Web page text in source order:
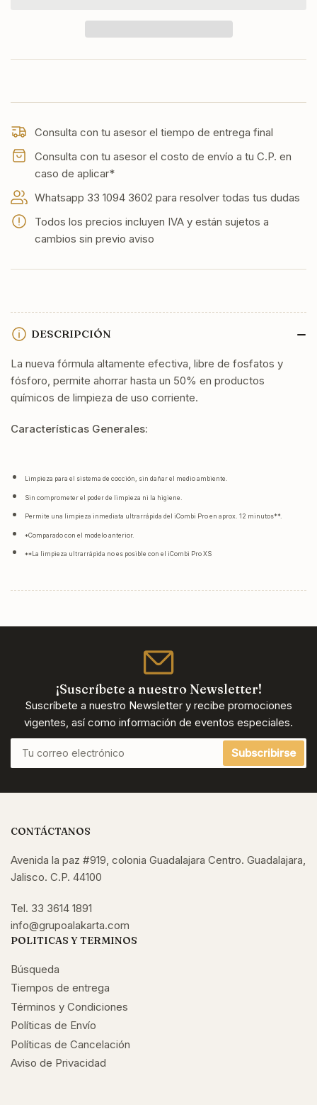
con
150
Unidades
Pastillas
de
con
Unidades
Consulta con tu asesor el tiempo de entrega final
Consulta con tu asesor el costo de envío a tu C.P. en
caso de aplicar*
Whatsapp 33 1094 3602 para resolver todas tus dudas
Todos los precios incluyen IVA y están sujetos a
cambios sin previo aviso
DESCRIPCIÓN
La nueva fórmula altamente efectiva, libre de fosfatos y
fósforo, permite ahorrar hasta un 50% en productos
químicos de limpieza de uso corriente.
Características Generales:
Limpieza para el sistema de cocción, sin dañar el medio ambiente.
Sin comprometer el poder de limpieza ni la higiene.
Permite una limpieza inmediata ultrarrápida del iCombi Pro en aprox. 12 minutos**.
*Comparado con el modelo anterior.
**La limpieza ultrarrápida no es posible con el iCombi Pro XS
¡Suscríbete a nuestro Newsletter!
Suscríbete a nuestro Newsletter y recibe promociones
vigentes, así como información de eventos especiales.
Tu
correo
electrónico
Subscribirse
CONTÁCTANOS
Avenida la paz #919, colonia Guadalajara Centro. Guadalajara,
Jalisco. C.P. 44100
Tel. 33 3614 1891
info@grupoalakarta.com
POLITICAS Y TERMINOS
Búsqueda
Tiempos de entrega
Términos y Condiciones
Políticas de Envío
Políticas de Cancelación
Aviso de Privacidad